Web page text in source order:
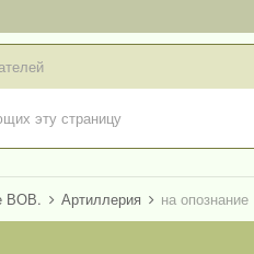
эту страницу
ВОВ. Артиллерия на опознание